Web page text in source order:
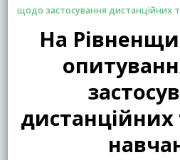
щодо застосування дистанційних
На
дистанційних